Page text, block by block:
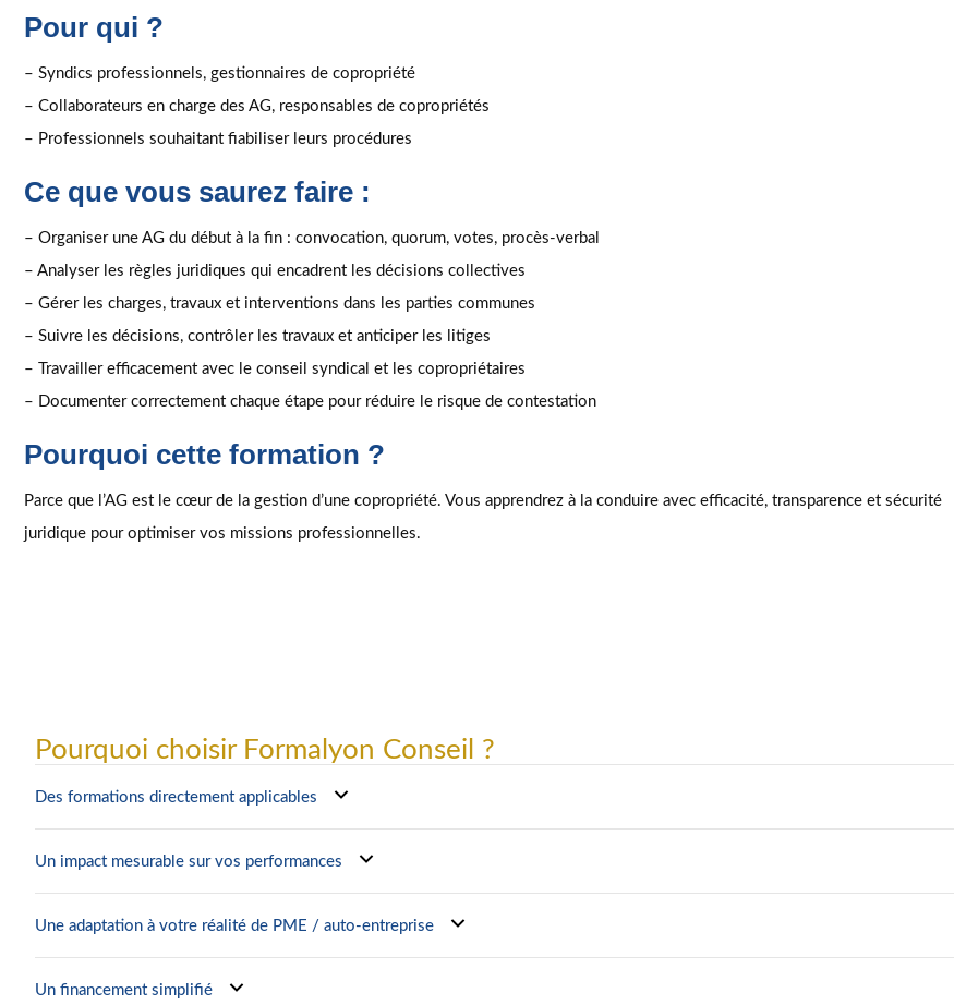
Pour qui ?
– Syndics professionnels, gestionnaires de copropriété
– Collaborateurs en charge des AG, responsables de copropriétés
– Professionnels souhaitant fiabiliser leurs procédures
Ce que vous saurez faire :
– Organiser une AG du début à la fin : convocation, quorum, votes, procès-verbal
– Analyser les règles juridiques qui encadrent les décisions collectives
– Gérer les charges, travaux et interventions dans les parties communes
– Suivre les décisions, contrôler les travaux et anticiper les litiges
– Travailler efficacement avec le conseil syndical et les copropriétaires
– Documenter correctement chaque étape pour réduire le risque de contestation
Pourquoi cette formation ?
Parce que l’AG est le cœur de la gestion d’une copropriété. Vous apprendrez à la conduire avec efficacité, transparence et sécurité
juridique pour optimiser vos missions professionnelles.
Pourquoi choisir Formalyon Conseil ?
Des formations directement applicables
Un impact mesurable sur vos performances
Une adaptation à votre réalité de PME / auto-entreprise
Un financement simplifié